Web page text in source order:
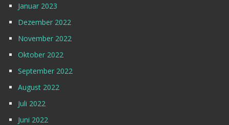
Januar 2023
Dezember 2022
November 2022
Oktober 2022
September 2022
August 2022
Juli 2022
Juni 2022